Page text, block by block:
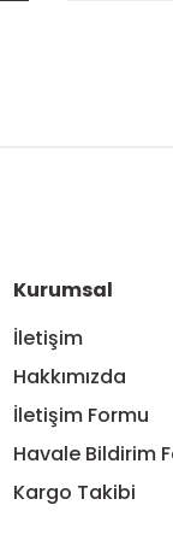
Kurumsal
İletişim
Hakkımızda
İletişim Formu
Havale Bildirim
Kargo Takibi